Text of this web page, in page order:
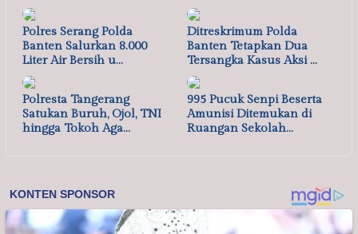
Polres Serang Polda
Banten Salurkan 8.000
Liter Air Bersih u…
Ditreskrimum Polda
Banten Tetapkan Dua
Tersangka Kasus Aksi …
Polresta Tangerang
Satukan Buruh, Ojol, TNI
hingga Tokoh Aga…
995 Pucuk Senpi Beserta
Amunisi Ditemukan di
Ruangan Sekolah…